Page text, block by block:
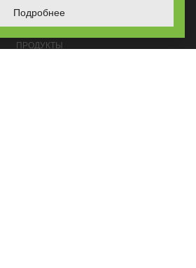
ГЛАВНАЯ
ПРОДУКТЫ
Подробнее